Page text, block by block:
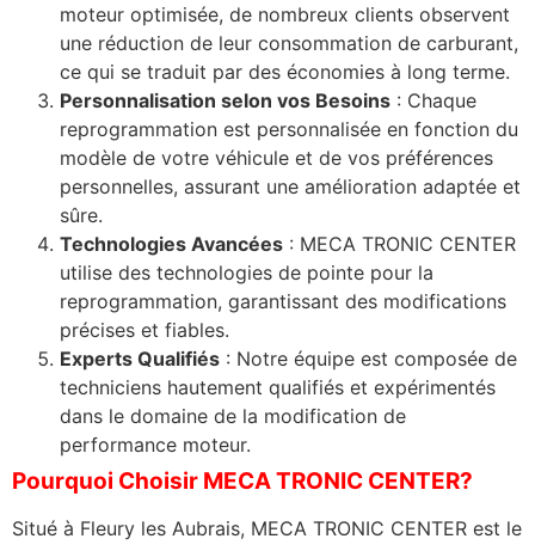
moteur optimisée, de nombreux clients observent
une réduction de leur consommation de carburant,
ce qui se traduit par des économies à long terme.
Personnalisation selon vos Besoins : Chaque
reprogrammation est personnalisée en fonction du
modèle de votre véhicule et de vos préférences
personnelles, assurant une amélioration adaptée et
sûre.
Technologies Avancées : MECA TRONIC CENTER
utilise des technologies de pointe pour la
reprogrammation, garantissant des modifications
précises et fiables.
Experts Qualifiés : Notre équipe est composée de
techniciens hautement qualifiés et expérimentés
dans le domaine de la modification de
performance moteur.
Pourquoi Choisir MECA TRONIC CENTER?
Situé à Fleury les Aubrais, MECA TRONIC CENTER est le